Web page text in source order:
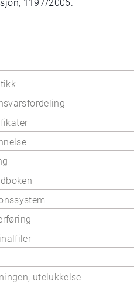
1197/2006.
utelukkelse